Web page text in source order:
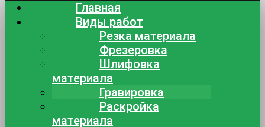
Главная
Виды работ
Резка материала
Фрезеровка
Шлифовка
материала
Гравировка
Раскройка
материала